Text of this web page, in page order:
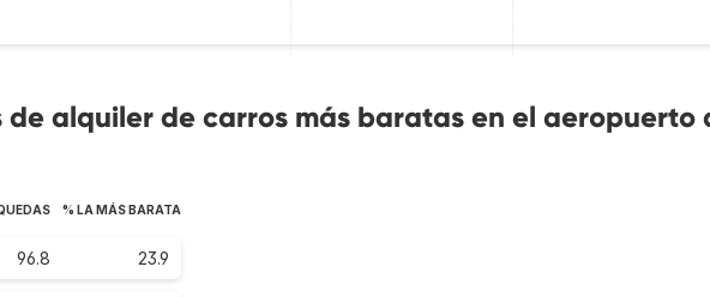
de alquiler de carros más baratas en el aeropuerto
% LA MÁS BARATA
96.8 23.9